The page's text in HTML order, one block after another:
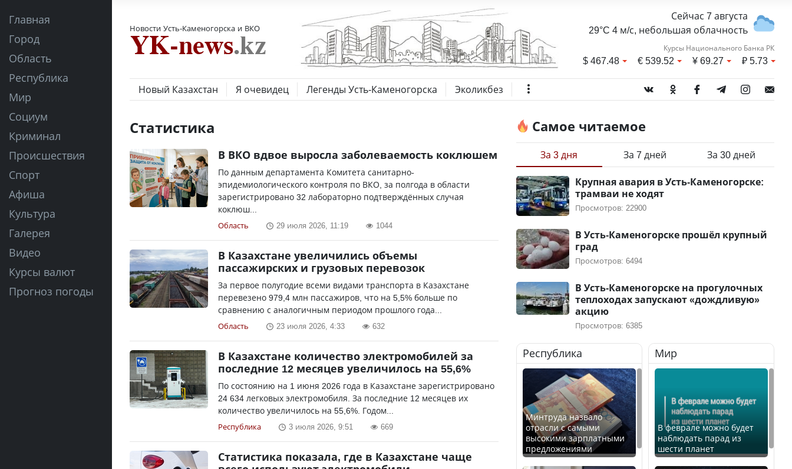
Главная
Город
Область
Республика
Мир
Социум
Криминал
Происшествия
Спорт
Афиша
Культура
Галерея
Видео
Курсы валют
Прогноз погоды
Новости Усть-Каменогорска и ВКО
Сейчас 7 августа
29°C 4 м/с, небольшая облачность
Курсы Национального Банка РК
$467.48 €539.52 ¥69.27 ₽5.73
Новый Казахстан Я очевидец Легенды Усть-Каменогорска Эколикбез
Статистика
В ВКО вдвое выросла заболеваемость коклюшем
По данным департамента Комитета санитарно-
эпидемиологического контроля по ВКО, за полгода в области
зарегистрировано 32 лабораторно подтверждённых случая
коклюш...
Область 29 июля 2026, 11:19 1044
В Казахстане увеличились объемы
пассажирских и грузовых перевозок
За первое полугодие всеми видами транспорта в Казахстане
перевезено 979,4 млн пассажиров, что на 5,5% больше по
сравнению с аналогичным периодом прошлого года...
Область 23 июля 2026, 4:33 632
В Казахстане количество электромобилей за
последние 12 месяцев увеличилось на 55,6%
По состоянию на 1 июня 2026 года в Казахстане зарегистрировано
24 634 легковых электромобиля. За последние 12 месяцев их
количество увеличилось на 55,6%. Годом...
Республика 3 июля 2026, 9:51 669
Статистика показала, где в Казахстане чаще
Самое читаемое
За 3 дня За 7 дней За 30 дней
Крупная авария в Усть-Каменогорске:
трамваи не ходят
Просмотров: 22900
В Усть-Каменогорске прошёл крупный
град
Просмотров: 6494
В Усть-Каменогорске на прогулочных
теплоходах запускают «дождливую»
акцию
Просмотров: 6385
Республика
Минтруда назвало
отрасли с самыми
высокими зарплатными
предложениями
Мир
В феврале можно будет
наблюдать парад из
шести планет